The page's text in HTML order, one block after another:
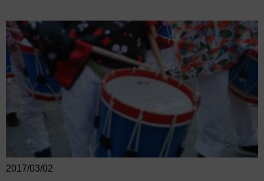
2017/03/02